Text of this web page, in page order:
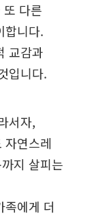
다른
합니다.
교감과
입니다.
서자,
자연스레
지 살피는
에게 더